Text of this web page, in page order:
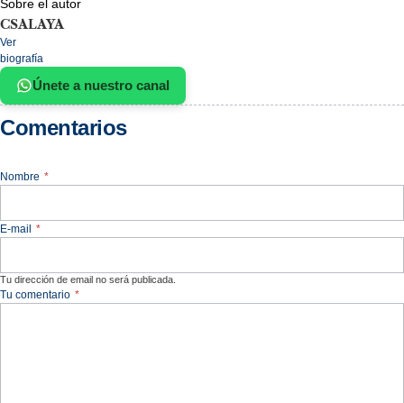
Sobre el autor
CSALAYA
Ver
biografía
Únete a nuestro canal
Comentarios
Nombre *
E-mail *
Tu dirección de email no será publicada.
Tu comentario *